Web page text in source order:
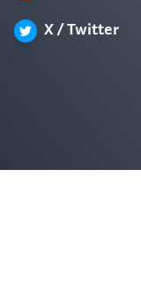
X / Twitter